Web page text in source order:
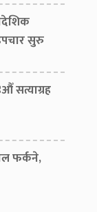
सुरु
सत्याग्रह
फर्कने,